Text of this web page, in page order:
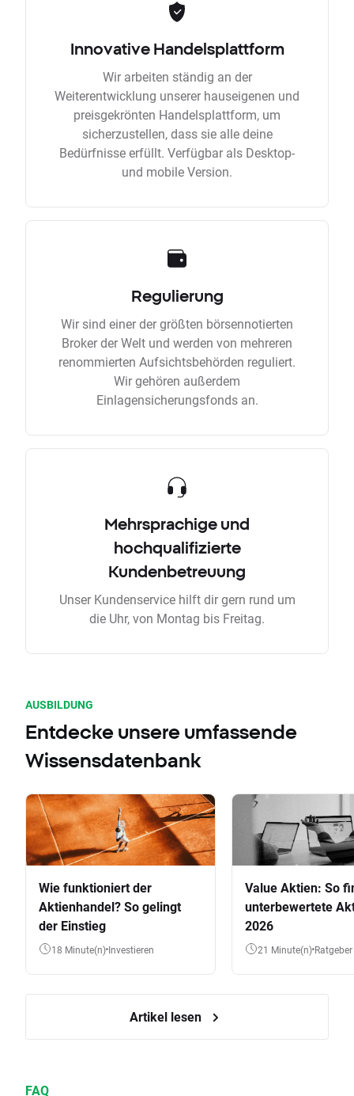
Innovative Handelsplattform
Wir arbeiten ständig an der
Weiterentwicklung unserer hauseigenen und
preisgekrönten Handelsplattform, um
sicherzustellen, dass sie alle deine
Bedürfnisse erfüllt. Verfügbar als Desktop-
und mobile Version.
Regulierung
Wir sind einer der größten börsennotierten
Broker der Welt und werden von mehreren
renommierten Aufsichtsbehörden reguliert.
Wir gehören außerdem
Einlagensicherungsfonds an.
Mehrsprachige und
hochqualifizierte
Kundenbetreuung
Unser Kundenservice hilft dir gern rund um
die Uhr, von Montag bis Freitag.
AUSBILDUNG
Entdecke unsere umfassende
Wissensdatenbank
Wie funktioniert der
Aktienhandel? So gelingt
der Einstieg
18 Minute(n) Investieren
Value Aktien: So
unterbewertete
2026
21 Minute(n) Ratgeber
Artikel lesen
FAQ